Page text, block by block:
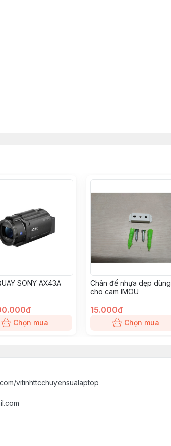
SONY AX43A
Chọn mua
Chân đế nhựa dẹp dùng
cho cam IMOU
15.000đ
Chọn mua
vitinhttcchuyensualaptop